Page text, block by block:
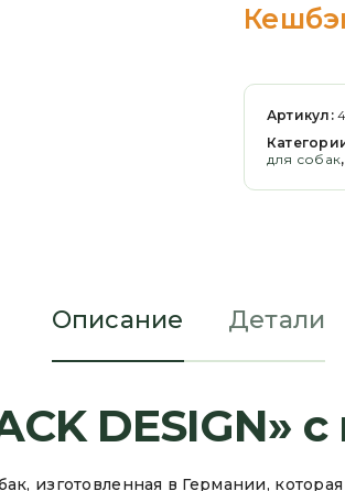
Артикул:
для собак,
Описание Детали
DESIGN»
изготовленная в Германии,